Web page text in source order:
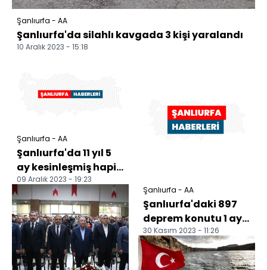
Şanlıurfa - AA
Şanlıurfa'da silahlı kavgada 3 kişi yaralandı
10 Aralık 2023 - 15:18
Şanlıurfa - AA
Şanlıurfa'da 11 yıl 5
ay kesinleşmiş hapis
cezası bulunan
hükümlü yakalandı
09 Aralık 2023 - 19:23
Şanlıurfa - AA
Şanlıurfa'daki 897
deprem konutu 1 ay
içinde teslim
edilecek
30 Kasım 2023 - 11:26